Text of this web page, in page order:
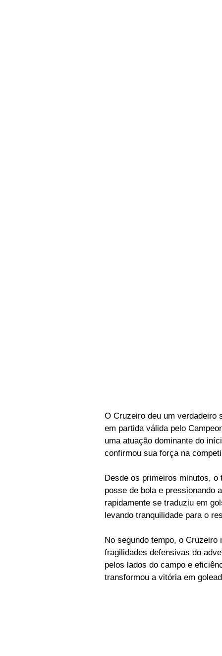
O Cruzeiro deu um verdadeiro
em partida válida pelo
uma atuação dominante do
confirmou sua força na
Desde os primeiros minutos,
posse de bola e pressionando
rapidamente se traduziu em
levando tranquilidade para o
No segundo tempo, o Cruzeiro
fragilidades defensivas do
pelos lados do campo e
transformou a vitória em